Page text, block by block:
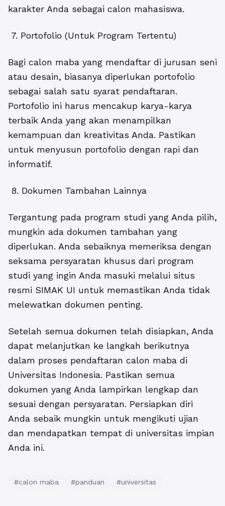
karakter Anda sebagai calon mahasiswa.
7. Portofolio (Untuk Program Tertentu)
Bagi calon maba yang mendaftar di jurusan seni
atau desain, biasanya diperlukan portofolio
sebagai salah satu syarat pendaftaran.
Portofolio ini harus mencakup karya-karya
terbaik Anda yang akan menampilkan
kemampuan dan kreativitas Anda. Pastikan
untuk menyusun portofolio dengan rapi dan
informatif.
8. Dokumen Tambahan Lainnya
Tergantung pada program studi yang Anda pilih,
mungkin ada dokumen tambahan yang
diperlukan. Anda sebaiknya memeriksa dengan
seksama persyaratan khusus dari program
studi yang ingin Anda masuki melalui situs
resmi SIMAK UI untuk memastikan Anda tidak
melewatkan dokumen penting.
Setelah semua dokumen telah disiapkan, Anda
dapat melanjutkan ke langkah berikutnya
dalam proses pendaftaran calon maba di
Universitas Indonesia. Pastikan semua
dokumen yang Anda lampirkan lengkap dan
sesuai dengan persyaratan. Persiapkan diri
Anda sebaik mungkin untuk mengikuti ujian
dan mendapatkan tempat di universitas impian
Anda ini.
#calon maba #panduan #universitas